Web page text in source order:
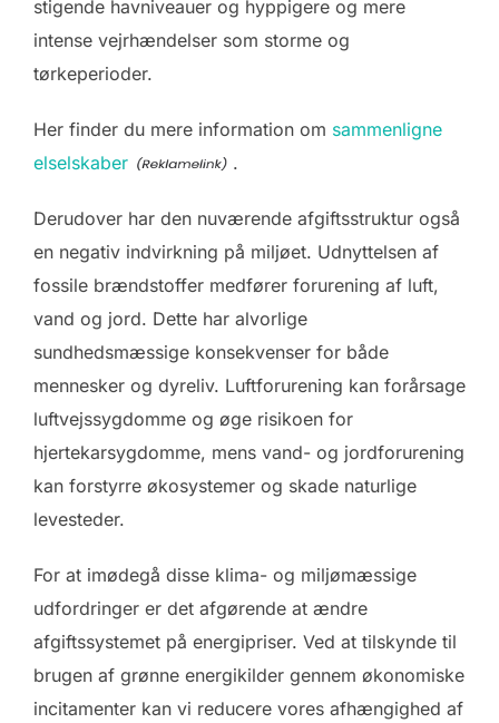
stigende havniveauer og hyppigere og mere
intense vejrhændelser som storme og
tørkeperioder.
Her finder du mere information om sammenligne
elselskaber
.
Derudover har den nuværende afgiftsstruktur også
en negativ indvirkning på miljøet. Udnyttelsen af
fossile brændstoffer medfører forurening af luft,
vand og jord. Dette har alvorlige
sundhedsmæssige konsekvenser for både
mennesker og dyreliv. Luftforurening kan forårsage
luftvejssygdomme og øge risikoen for
hjertekarsygdomme, mens vand- og jordforurening
kan forstyrre økosystemer og skade naturlige
levesteder.
For at imødegå disse klima- og miljømæssige
udfordringer er det afgørende at ændre
afgiftssystemet på energipriser. Ved at tilskynde til
brugen af ​​grønne energikilder gennem økonomiske
incitamenter kan vi reducere vores afhængighed af